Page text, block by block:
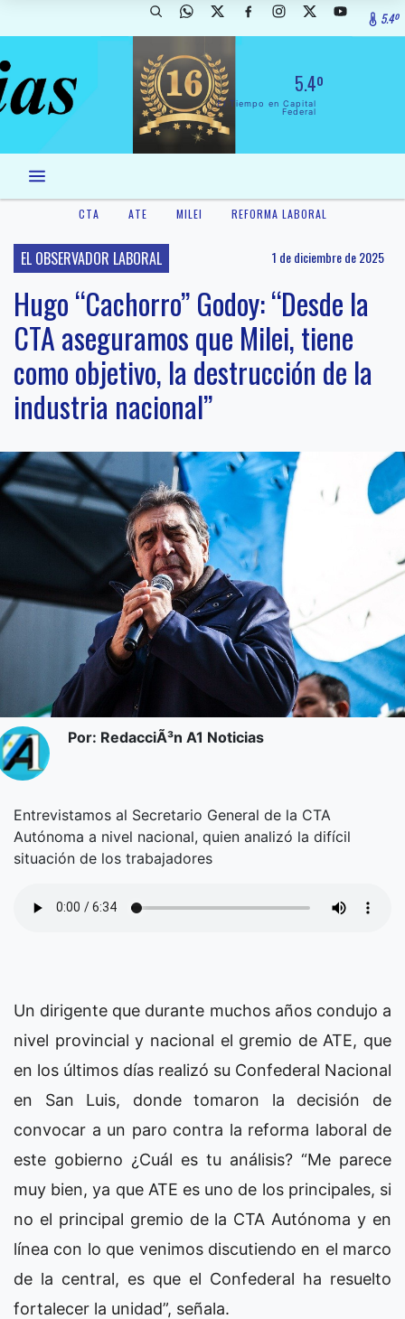
5.4º
5.4º
El Tiempo en Capital
Federal
CTA ATE MILEI REFORMA LABORAL
EL OBSERVADOR LABORAL 1 de diciembre de 2025
Hugo “Cachorro” Godoy: “Desde la
CTA aseguramos que Milei, tiene
como objetivo, la destrucción de la
industria nacional”
Por: RedacciÃ³n A1 Noticias
Entrevistamos al Secretario General de la CTA
Autónoma a nivel nacional, quien analizó la difícil
situación de los trabajadores
Un dirigente que durante muchos años condujo a
nivel provincial y nacional el gremio de ATE, que
en los últimos días realizó su Confederal Nacional
en San Luis, donde tomaron la decisión de
convocar a un paro contra la reforma laboral de
este gobierno ¿Cuál es tu análisis? “Me parece
muy bien, ya que ATE es uno de los principales, si
no el principal gremio de la CTA Autónoma y en
línea con lo que venimos discutiendo en el marco
de la central, es que el Confederal ha resuelto
fortalecer la unidad”, señala.